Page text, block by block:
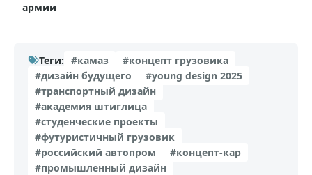
армии
Теги: #камаз
#концепт грузовика
#дизайн будущего
#young design 2025
#транспортный дизайн
#академия штиглица
#студенческие проекты
#футуристичный грузовик
#российский автопром
#концепт-кар
#промышленный дизайн